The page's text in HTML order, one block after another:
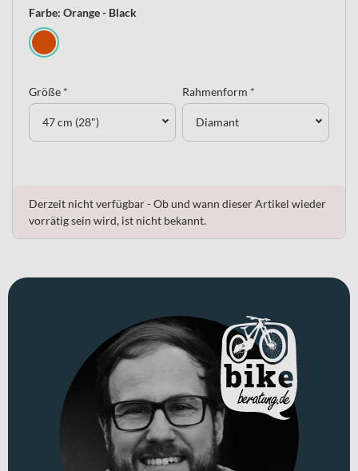
Farbe: Orange - Black
Größe *
47 cm (28")
Rahmenform *
Diamant
Derzeit nicht verfügbar - Ob und wann dieser Artikel wieder
vorrätig sein wird, ist nicht bekannt.